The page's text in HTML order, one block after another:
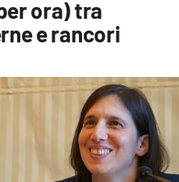
ora) tra
e rancori